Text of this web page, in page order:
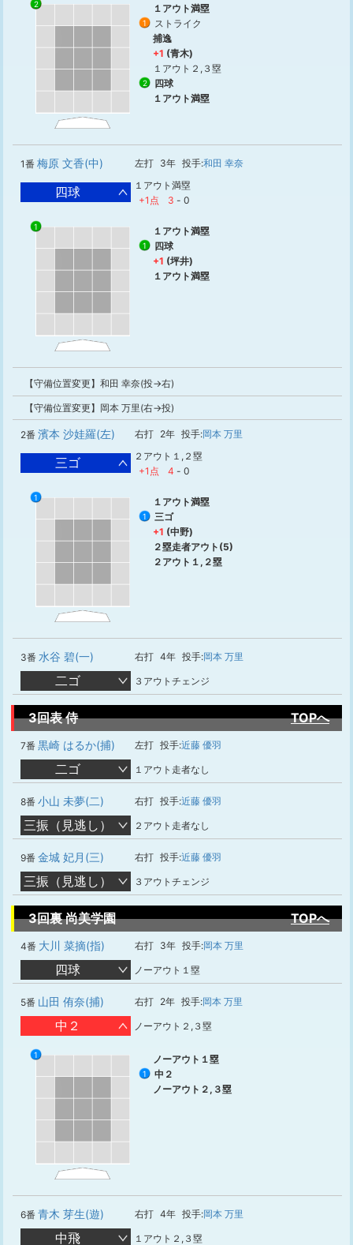
1
2 １アウト満塁
1
ストライク
捕逸
+1 (青木)
１アウト２,３塁
2
四球
１アウト満塁
1番 梅原 文香(中) 左打 3年 投手:和田 幸奈
四球
１アウト満塁
+1点
3 - 0
1 １アウト満塁
1
四球
+1 (坪井)
１アウト満塁
【守備位置変更】和田 幸奈(投→右)
【守備位置変更】岡本 万里(右→投)
2番 濱本 沙娃羅(左) 右打 2年 投手:岡本 万里
三ゴ
２アウト１,２塁
+1点
4 - 0
1 １アウト満塁
1
三ゴ
+1 (中野)
２塁走者アウト(5)
２アウト１,２塁
3番 水谷 碧(一) 右打 4年 投手:岡本 万里
二ゴ ３アウトチェンジ
3回表 侍 TOPへ
7番 黒崎 はるか(捕) 左打 投手:近藤 優羽
二ゴ １アウト走者なし
8番 小山 未夢(二) 右打 投手:近藤 優羽
三振（見逃し） ２アウト走者なし
9番 金城 妃月(三) 右打 投手:近藤 優羽
三振（見逃し） ３アウトチェンジ
3回裏 尚美学園 TOPへ
4番 大川 菜摘(指) 右打 3年 投手:岡本 万里
四球 ノーアウト１塁
5番 山田 侑奈(捕) 右打 2年 投手:岡本 万里
中２ ノーアウト２,３塁
1 ノーアウト１塁
1
中２
ノーアウト２,３塁
6番 青木 芽生(遊) 右打 4年 投手:岡本 万里
中飛 １アウト２,３塁